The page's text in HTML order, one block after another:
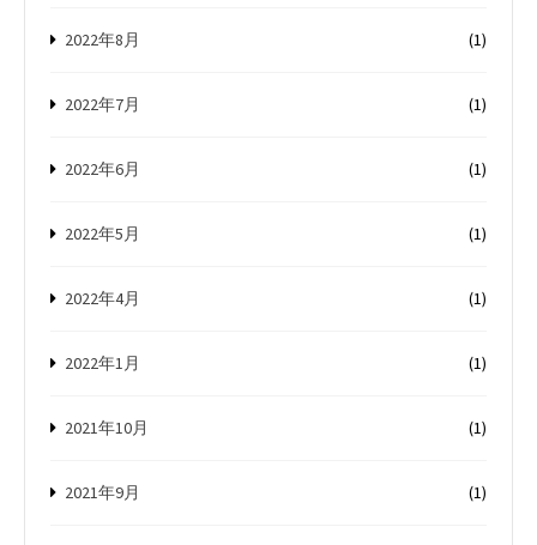
2022年8月 (1)
2022年7月 (1)
2022年6月 (1)
2022年5月 (1)
2022年4月 (1)
2022年1月 (1)
2021年10月 (1)
2021年9月 (1)